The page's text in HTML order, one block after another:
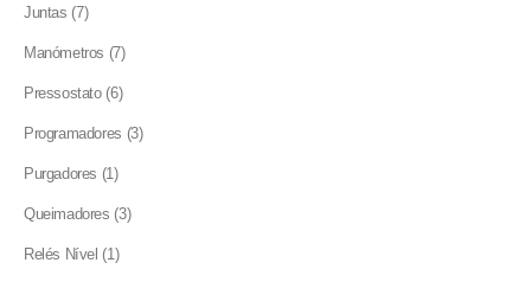
Juntas 77
Manómetros 77
Pressostato 66
Programadores 33
Purgadores 11
Queimadores 33
Relés Nível
11